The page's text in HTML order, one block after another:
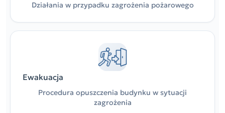
Działania w przypadku zagrożenia pożarowego
Ewakuacja
Procedura opuszczenia budynku w sytuacji
zagrożenia